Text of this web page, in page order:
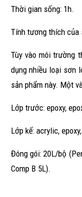
Thời gian sống: 1h.
Tính tương thích của
Tùy vào môi trường
dụng nhiều loại sơn
sản phẩm này. Một
Lớp trước: epoxy,
Lớp kế: acrylic,
Đóng gói: 20L/bộ
Comp B 5L).